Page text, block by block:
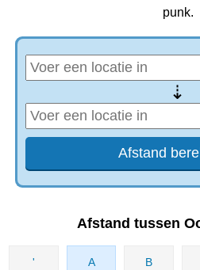
punk.
⇢
Afstand tussen
' A B